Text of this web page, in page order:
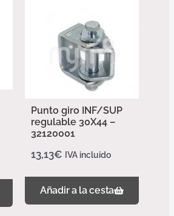
Punto giro INF/SUP
regulable 30X44 –
32120001
13,13€ IVA incluido
Añadir a la cesta